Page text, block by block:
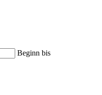
Beginn bis